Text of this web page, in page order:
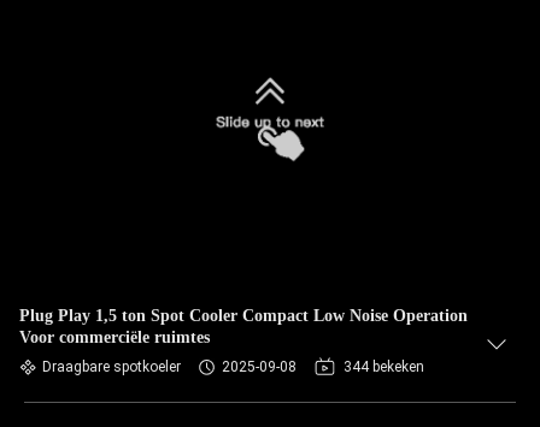
Plug Play 1,5 ton Spot Cooler Compact Low Noise Operation
Voor commerciële ruimtes
Draagbare spotkoeler 2025-09-08 344 bekeken